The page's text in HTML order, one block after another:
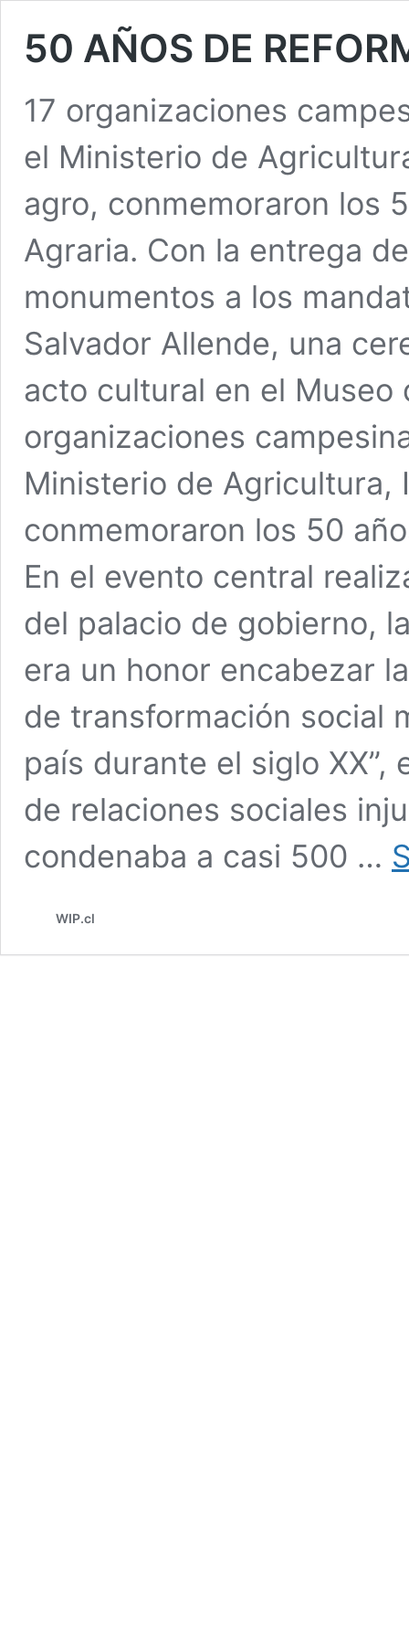
50 AÑOS DE
17 organizaciones
el Ministerio de
agro, conmemoraron los
Agraria. Con la entrega
monumentos a los
Salvador Allende, una
acto cultural en el
organizaciones
Ministerio de Agricultura,
conmemoraron los 50
En el evento central
del palacio de gobierno,
era un honor encabezar
de transformación social
país durante el siglo XX”,
de relaciones sociales
condenaba a casi 500 …
WIP.cl